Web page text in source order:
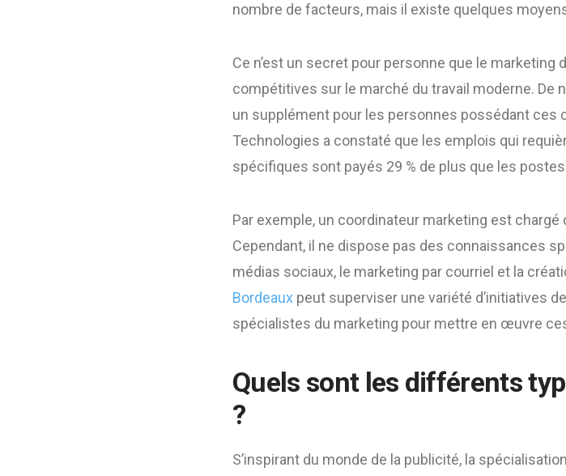
nombre de facteurs, mais il existe quelques
Ce n’est un secret pour personne que le
compétitives sur le marché du travail moderne.
un supplément pour les personnes possédant ces
Technologies a constaté que les emplois qui
spécifiques sont payés 29 % de plus que les postes
Par exemple, un coordinateur marketing est chargé
Cependant, il ne dispose pas des connaissances
médias sociaux, le marketing par courriel et la
Bordeaux peut superviser une variété d’initiatives
spécialistes du marketing pour mettre en œuvre
Quels sont les différents
?
S’inspirant du monde de la publicité, la